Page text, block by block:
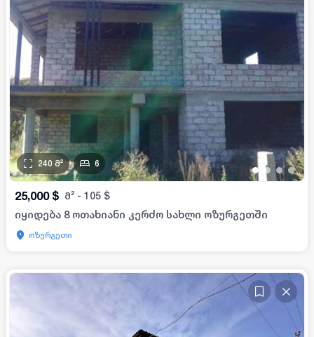
• • ••
240 მ² 6
25,000 $ მ² - 105 $
იყიდება 8 ოთახიანი კერძო სახლი ოზურგეთში
ოზურგეთი